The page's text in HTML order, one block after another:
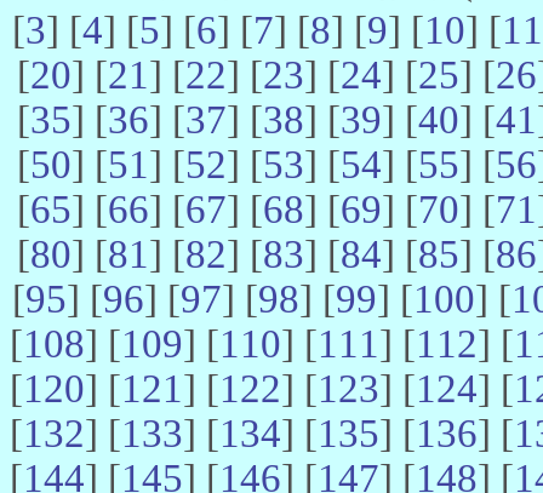
[3] [4] [5] [6] [7] [8] [9] [10] [11
[20] [21] [22] [23] [24] [25] [26
[35] [36] [37] [38] [39] [40] [41
[50] [51] [52] [53] [54] [55] [56
[65] [66] [67] [68] [69] [70] [71
[80] [81] [82] [83] [84] [85] [86
[95] [96] [97] [98] [99] [100] [
[108] [109] [110] [111] [112] [
[120] [121] [122] [123] [124] [
[132] [133] [134] [135] [136] [
[144] [145] [146] [147] [148] [